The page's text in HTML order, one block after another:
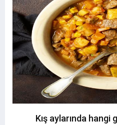
Kış aylarında hangi